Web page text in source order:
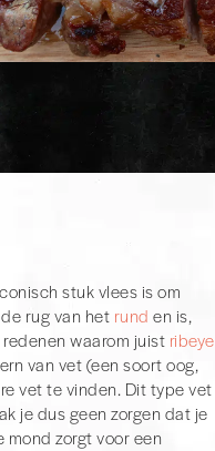
stuk vlees is om
rug van het rund en is,
waarom juist ribeye
van vet (een soort oog,
vet te vinden. Dit type vet
je dus geen zorgen dat je
zorgt voor een